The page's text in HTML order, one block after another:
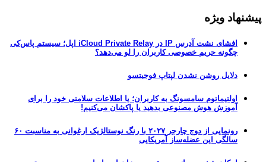
پیشنهاد ویژه
افشای نشت آدرس IP در iCloud Private Relay اپل؛ سیستم پاس‌کی
چگونه حریم خصوصی کاربران را لو می‌دهد؟
دلایل روشن نشدن لپتاپ فوجیتسو
اولتیماتوم سامسونگ به کاربران؛ یا اطلاعات سلامتی خود را برای
آموزش هوش مصنوعی بدهید یا پاکشان می‌کنیم!
رونمایی از دوج چارجر ۲۰۲۷ با رنگ نوستالژیک ارغوانی به مناسبت ۶۰
سالگی این عضله‌ساز آمریکایی